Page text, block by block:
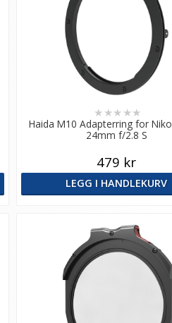
Haida M10 Adapterring for
24mm f/2.8 S
★ ★★ ★★
479 kr
LEGG I HANDLEKURV